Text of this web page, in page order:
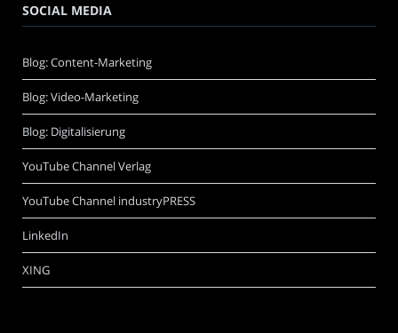
SOCIAL MEDIA
Blog: Content-Marketing
Blog: Video-Marketing
Blog: Digitalisierung
YouTube Channel Verlag
YouTube Channel industryPRESS
LinkedIn
XING